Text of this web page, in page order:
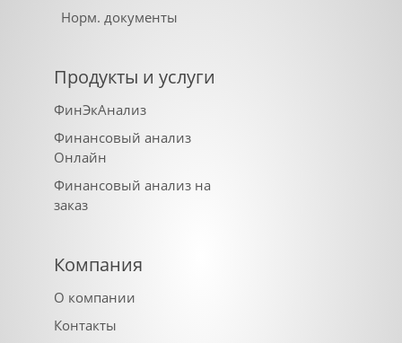
Норм. документы
Продукты и услуги
ФинЭкАнализ
Финансовый анализ
Онлайн
Финансовый анализ на
заказ
Компания
О компании
Контакты